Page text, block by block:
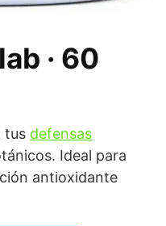
· 60
tus defensas
Ideal para
antioxidante